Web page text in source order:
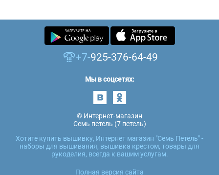
+7-925-376-64-49
Мы в соцсетях:
© Интернет-магазин
Семь петель (7 петель)
Хотите купить вышивку, Интернет магазин "Семь Петель" -
наборы для вышивания, вышивка крестом, товары для
рукоделия, всегда к вашим услугам.
Полная версия сайта